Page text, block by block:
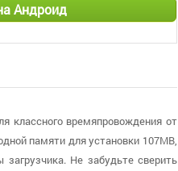
Андроид
классного времяпровождения от
памяти для установки 107MB,
Не забудьте сверить